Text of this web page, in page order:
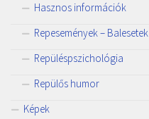
Hasznos információk
Repesemények – Balesetek
Repüléspszichológia
Repülős humor
Képek